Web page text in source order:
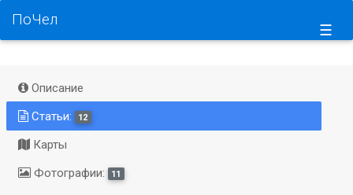
☰
ПоЧел
Описание
Статьи:
12
Карты
Фотографии:
11